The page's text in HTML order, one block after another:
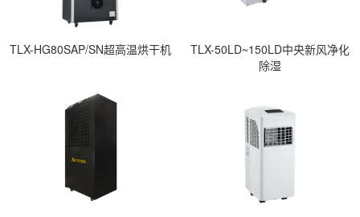
TLX-HG80SAP/SN超高温烘干机
TLX-50LD~150LD中央新风净化
除湿